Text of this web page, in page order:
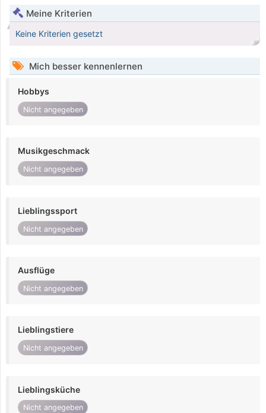
Meine Kriterien
Keine Kriterien gesetzt
Mich besser kennenlernen
Hobbys
Nicht angegeben
Musikgeschmack
Nicht angegeben
Lieblingssport
Nicht angegeben
Ausflüge
Nicht angegeben
Lieblingstiere
Nicht angegeben
Lieblingsküche
Nicht angegeben